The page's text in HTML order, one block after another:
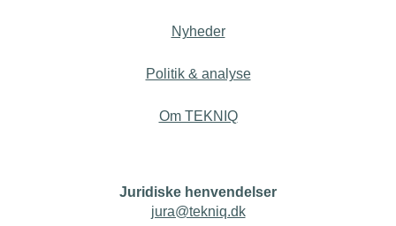
Nyheder
Politik & analyse
Om TEKNIQ
Juridiske henvendelser
jura@tekniq.dk